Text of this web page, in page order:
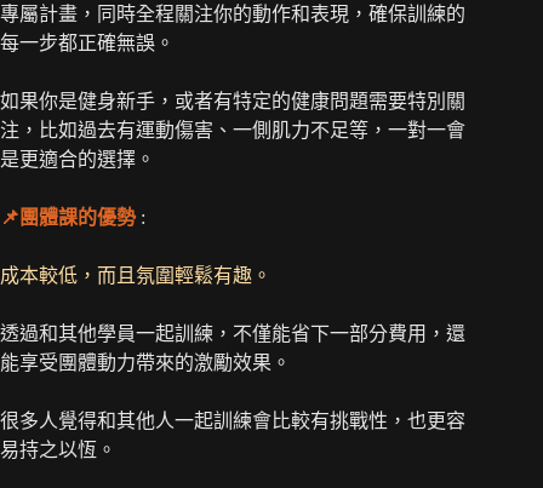
專屬計畫，同時全程關注你的動作和表現，確保訓練的
每一步都正確無誤。
如果你是健身新手，或者有特定的健康問題需要特別關
注，比如過去有運動傷害、一側肌力不足等，一對一會
是更適合的選擇。
📌團體課的優勢:
成本較低，而且氛圍輕鬆有趣。
透過和其他學員一起訓練，不僅能省下一部分費用，還
能享受團體動力帶來的激勵效果。
很多人覺得和其他人一起訓練會比較有挑戰性，也更容
易持之以恆。